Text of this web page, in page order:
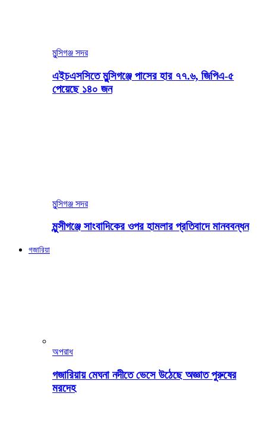
মুন্সিগঞ্জ সদর
এইচএসসিতে মুন্সিগঞ্জে পাসের হার ৭৭.৬, জিপিএ-৫
পেয়েছে ১৪০ জন
মুন্সিগঞ্জ সদর
মুন্সীগঞ্জে সাংবাদিকের ওপর হামলার প্রতিবাদে মানববন্ধন
গজারিয়া
অপরাধ
গজারিয়ায় মেঘনা নদীতে ভেসে উঠেছে অজ্ঞাত পুরুষের
মরদেহ